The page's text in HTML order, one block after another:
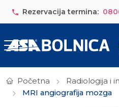
Rezervacija termina:
Početna
Radiologija i
MRI angiografija mozga